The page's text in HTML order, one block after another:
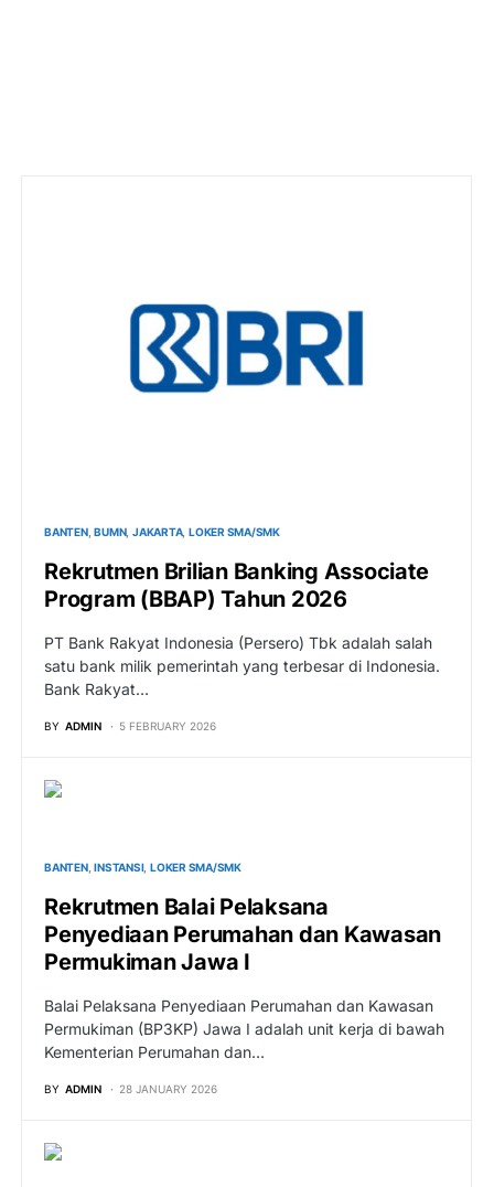
BANTEN BUMN JAKARTA LOKER SMA/SMK
Rekrutmen Brilian Banking Associate
Program (BBAP) Tahun 2026
PT Bank Rakyat Indonesia (Persero) Tbk adalah salah
satu bank milik pemerintah yang terbesar di Indonesia.
Bank Rakyat…
BY ADMIN 5 FEBRUARY 2026
BANTEN INSTANSI LOKER SMA/SMK
Rekrutmen Balai Pelaksana
Penyediaan Perumahan dan Kawasan
Permukiman Jawa I
Balai Pelaksana Penyediaan Perumahan dan Kawasan
Permukiman (BP3KP) Jawa I adalah unit kerja di bawah
Kementerian Perumahan dan…
BY ADMIN 28 JANUARY 2026